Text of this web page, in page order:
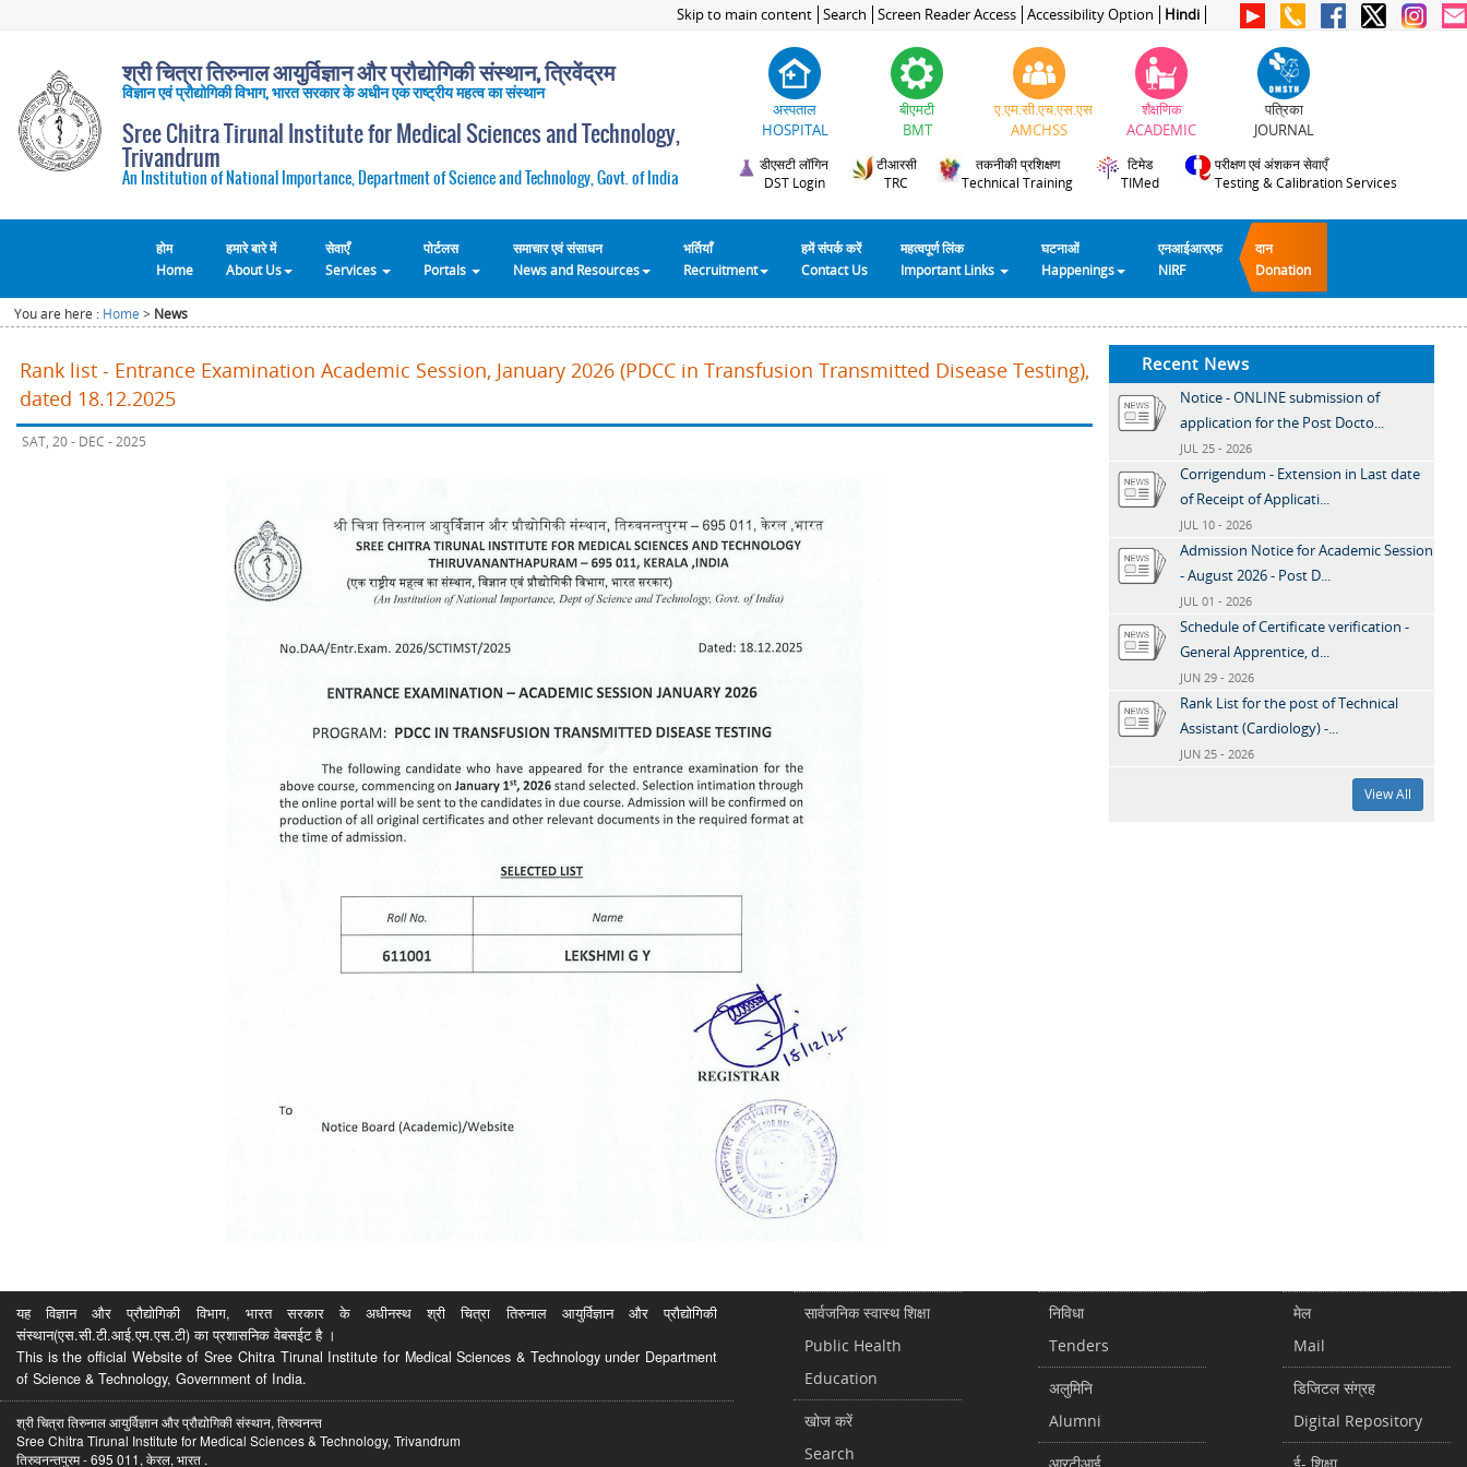
Skip to main content Search Screen Reader Access Accessibility Option Hindi
श्री चित्रा तिरुनाल आयुर्विज्ञान और प्रौद्योगिकी संस्थान, त्रिवेंद्रम
विज्ञान एवं प्रौद्योगिकी विभाग, भारत सरकार के अधीन एक राष्ट्रीय महत्व का संस्थान
Sree Chitra Tirunal Institute for Medical Sciences and Technology,
Trivandrum
An Institution of National Importance, Department of Science and Technology, Govt. of India
अस्पताल
HOSPITAL
बीएमटी
BMT
ए.एम.सी.एच.एस.एस
AMCHSS
शैक्षणिक
ACADEMIC
पत्रिका
JOURNAL
डीएसटी लॉगिन
DST Login
टीआरसी
TRC
तकनीकी प्रशिक्षण
Technical Training
टिमेड
TIMed
परीक्षण एवं अंशकन सेवाएँ
Testing & Calibration Services
होम
Home
हमारे बारे में
About Us
सेवाएँ
Services
पोर्टलस
Portals
समाचार एवं संसाधन
News and Resources
भर्तियाँ
Recruitment
हमें संपर्क करें
Contact Us
महत्वपूर्ण लिंक
Important Links
घटनाओं
Happenings
एनआईआरएफ
NIRF
दान
Donation
You are here : Home > News
Rank list - Entrance Examination Academic Session, January 2026 (PDCC in Transfusion Transmitted Disease Testing),
dated 18.12.2025
SAT, 20 - DEC - 2025
Recent News
Notice - ONLINE submission of
application for the Post Docto...
JUL 25 - 2026
Corrigendum - Extension in Last date
of Receipt of Applicati...
JUL 10 - 2026
Admission Notice for Academic Session
- August 2026 - Post D...
JUL 01 - 2026
Schedule of Certificate verification -
General Apprentice, d...
JUN 29 - 2026
Rank List for the post of Technical
Assistant (Cardiology) -...
JUN 25 - 2026
View All
यह विज्ञान और प्रौद्योगिकी विभाग, भारत सरकार के अधीनस्थ श्री चित्रा तिरुनाल आयुर्विज्ञान और प्रौद्योगिकी
संस्थान(एस.सी.टी.आई.एम.एस.टी) का प्रशासनिक वेबसईट है ।
This is the official Website of Sree Chitra Tirunal Institute for Medical Sciences & Technology under Department
of Science & Technology, Government of India.
श्री चित्रा तिरुनाल आयुर्विज्ञान और प्रौद्योगिकी संस्थान, तिरुवनन्त
Sree Chitra Tirunal Institute for Medical Sciences & Technology, Trivandrum
तिरुवनन्तपुरम - 695 011, केरल, भारत .
सार्वजनिक स्वास्थ शिक्षा
Public Health
Education
खोज करें
Search
निविधा
Tenders
अलुमिनि
Alumni
मेल
Mail
डिजिटल संग्रह
Digital Repository